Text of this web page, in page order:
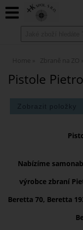
Home Zbraně na ZO
Pistole
Nabízíme
výrobce zbraní
Beretta 70, Beretta